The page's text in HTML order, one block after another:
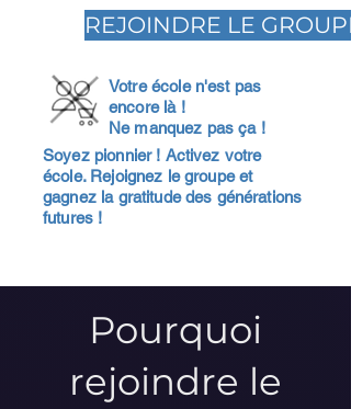
REJOINDRE LE GROUPE
Votre école n'est pas
encore là !
Ne manquez pas ça !
Soyez pionnier ! Activez votre
école. Rejoignez le groupe et
gagnez la gratitude des générations
futures !
Pourquoi
rejoindre le